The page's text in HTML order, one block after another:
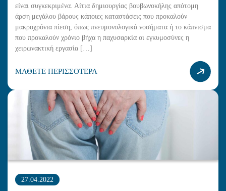
είναι συγκεκριμένα. Αίτια δημιουργίας βουβωνοκήλης απότομη
άρση μεγάλου βάρους κάποιες καταστάσεις που προκαλούν
μακροχρόνια πίεση, όπως πνευμονολογικά νοσήματα ή το κάπνισμα
που προκαλούν χρόνιο βήχα η παχυσαρκία οι εγκυμοσύνες η
χειρωνακτική εργασία […]
ΜΑΘΕΤΕ ΠΕΡΙΣΣΟΤΕΡΑ
27.04.2022